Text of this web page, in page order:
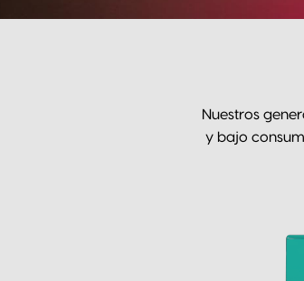
Nuestros
y bajo